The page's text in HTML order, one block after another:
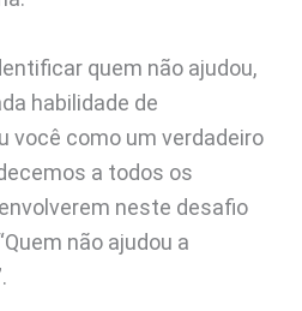
quem não ajudou,
habilidade de
você como um verdadeiro
a todos os
neste desafio
não ajudou a